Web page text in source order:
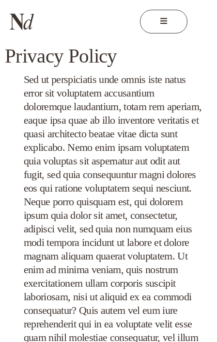
Privacy Policy
Sed ut perspiciatis unde omnis iste natus
error sit voluptatem accusantium
doloremque laudantium, totam rem aperiam,
eaque ipsa quae ab illo inventore veritatis et
quasi architecto beatae vitae dicta sunt
explicabo. Nemo enim ipsam voluptatem
quia voluptas sit aspernatur aut odit aut
fugit, sed quia consequuntur magni dolores
eos qui ratione voluptatem sequi nesciunt.
Neque porro quisquam est, qui dolorem
ipsum quia dolor sit amet, consectetur,
adipisci velit, sed quia non numquam eius
modi tempora incidunt ut labore et dolore
magnam aliquam quaerat voluptatem. Ut
enim ad minima veniam, quis nostrum
exercitationem ullam corporis suscipit
laboriosam, nisi ut aliquid ex ea commodi
consequatur? Quis autem vel eum iure
reprehenderit qui in ea voluptate velit esse
quam nihil molestiae consequatur, vel illum